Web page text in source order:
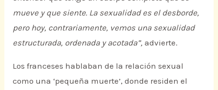
mueve y que siente. La sexualidad es el desborde,
pero hoy, contrariamente, vemos una sexualidad
estructurada, ordenada y acotada”, advierte.
Los franceses hablaban de la relación sexual
como una ‘pequeña muerte’, donde residen el